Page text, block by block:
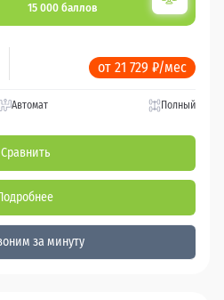
15 000 баллов
от 21 729 ₽/мес
Автомат Полный
Сравнить
за минуту